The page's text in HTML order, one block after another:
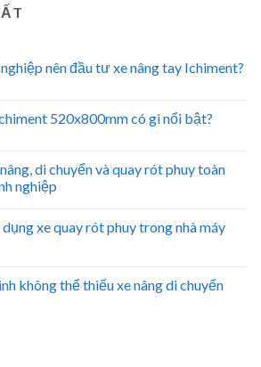
nên đầu tư xe nâng tay Ichiment?
520x800mm có gì nổi bật?
di chuyển và quay rót phuy toàn
nghiệp
xe quay rót phuy trong nhà máy
không thể thiếu xe nâng di chuyển